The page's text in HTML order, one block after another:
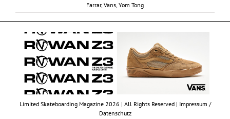
Farrar, Vans Yom Tong
Limited Skateboarding Magazine 2026 | All Rights Reserved | Impressum /
Datenschutz